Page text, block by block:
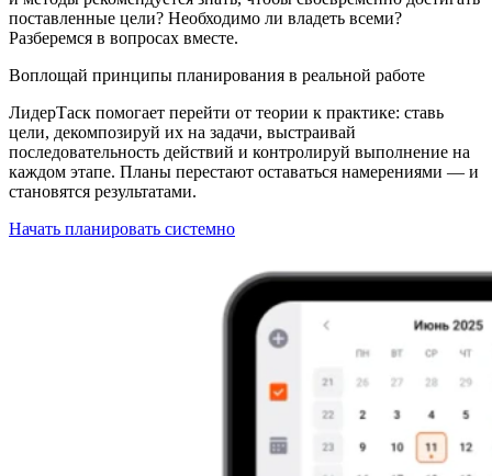
поставленные цели? Необходимо ли владеть всеми?
Разберемся в вопросах вместе.
Воплощай принципы планирования в реальной работе
ЛидерТаск помогает перейти от теории к практике: ставь
цели, декомпозируй их на задачи, выстраивай
последовательность действий и контролируй выполнение на
каждом этапе. Планы перестают оставаться намерениями — и
становятся результатами.
Начать планировать системно